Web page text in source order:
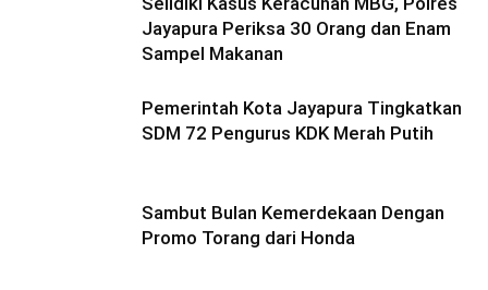
Jayapura Periksa 30 Orang dan Enam
Sampel Makanan
Pemerintah Kota Jayapura Tingkatkan
SDM 72 Pengurus KDK Merah Putih
Sambut Bulan Kemerdekaan Dengan
Promo Torang dari Honda